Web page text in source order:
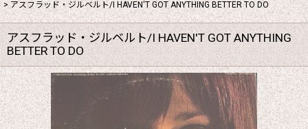
> アスフラッド・ジルベルト/I HAVEN'T GOT ANYTHING BETTER TO DO
アスフラッド・ジルベルト/I HAVEN'T GOT ANYTHING
BETTER TO DO